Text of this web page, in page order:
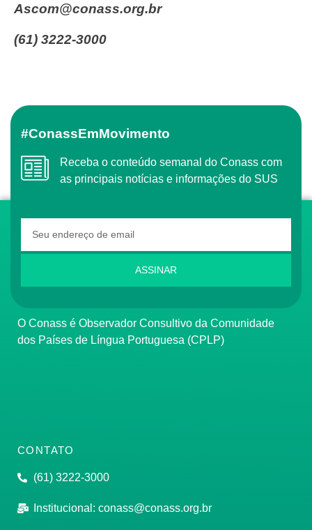
ascom@conass.org.br
(61) 3222-3000
#ConassEmMovimento
Receba o conteúdo semanal do Conass com
as principais notícias e informações do SUS
ASSINAR
O Conass é Observador Consultivo da Comunidade
dos Países de Língua Portuguesa (CPLP)
CONTATO
(61) 3222-3000
Institucional: conass@conass.org.br